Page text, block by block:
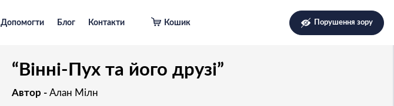
Допомогти Блог Контакти Кошик
Порушення зору
“Вінні-Пух та його друзі”
Автор -Алан Мілн